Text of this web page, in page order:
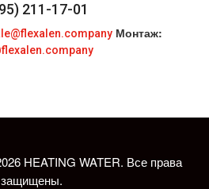
211-17-01
Монтаж:
HEATING WATER. Все права
защищены.